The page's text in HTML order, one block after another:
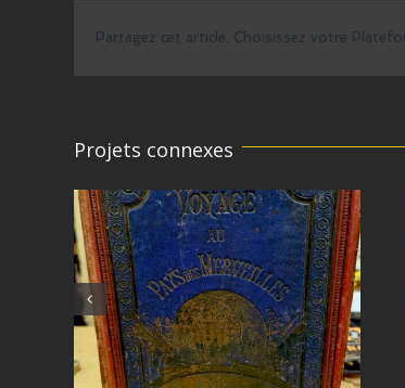
Partagez cet article, Choisissez votre
Projets connexes